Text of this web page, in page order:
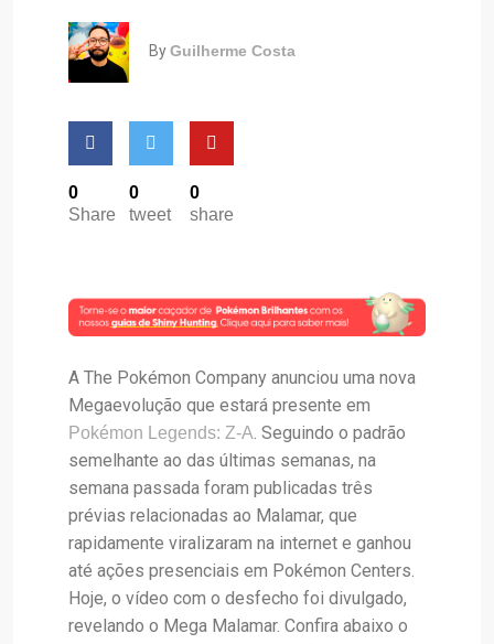
ByGuilherme Costa
0
Share
0
tweet
0
share
A The Pokémon Company anunciou uma nova
Megaevolução que estará presente em
Pokémon Legends: Z-A. Seguindo o padrão
semelhante ao das últimas semanas, na
semana passada foram publicadas três
prévias relacionadas ao Malamar, que
rapidamente viralizaram na internet e ganhou
até ações presenciais em Pokémon Centers.
Hoje, o vídeo com o desfecho foi divulgado,
revelando o Mega Malamar. Confira abaixo o